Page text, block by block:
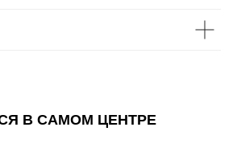
В САМОМ ЦЕНТРЕ